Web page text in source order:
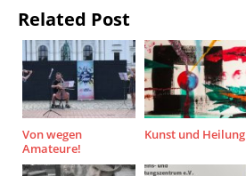
Related Post
Von wegen
Amateure!
Kunst und Heilung